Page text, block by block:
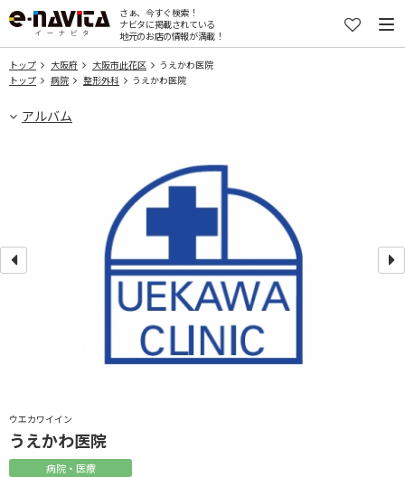
さぁ、今すぐ検索！
ナビタに掲載されている
地元のお店の情報が満載！
トップ 大阪府 大阪市此花区
うえかわ医院
トップ
病院 整形外科 うえかわ医院
アルバム
ウエカワイイン
うえかわ医院
病院・医療